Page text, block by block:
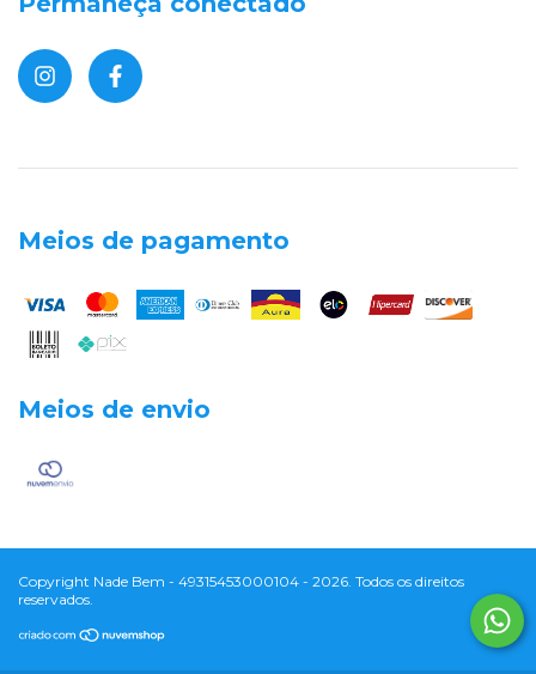
Meios de pagamento
Meios de envio
Copyright Nade Bem - 49315453000104 - 2026. Todos os direitos
reservados.